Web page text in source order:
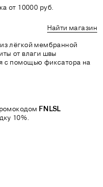
от 10000 руб.
Найти магазин
лёгкой мембранной
от влаги швы
с помощью фиксатора на
FNLSL
10%.